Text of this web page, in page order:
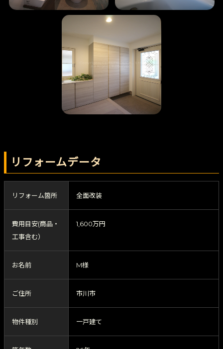
リフォームデータ
リフォーム箇所 全面改装
費用目安(商品・
工事含む）
1,600万円
お名前 M様
ご住所 市川市
物件種別 一戸建て